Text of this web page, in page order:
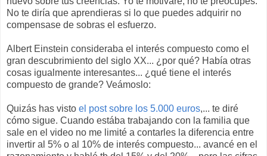
No te diría que aprendieras si lo que puedes adquirir no
compensase de sobras el esfuerzo.
Albert Einstein consideraba el interés compuesto como el
gran descubrimiento del siglo XX... ¿por qué? Había otras
cosas igualmente interesantes... ¿qué tiene el interés
compuesto de grande? Veámoslo:
Quizás has visto el post sobre los 5.000 euros,... te diré
cómo sigue. Cuando estába trabajando con la familia que
sale en el video no me limité a contarles la diferencia entre
invertir al 5% o al 10% de interés compuesto... avancé en el